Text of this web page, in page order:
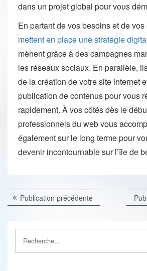
dans un projet global pour vous
En partant de vos besoins et de
mettent en place une stratégie
mènent grâce à des campagnes
les réseaux sociaux. En parallèle,
de la création de votre site internet
publication de contenus pour vous
rapidement. À vos côtés dès le
professionnels du web vous
également sur le long terme pour
devenir incontournable sur l’île de
Navigation
l’article
Publication précédentePublication
précédente :